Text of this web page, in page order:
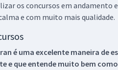
os concursos em
e com muito mais qualidade.
é uma excelente maneira
e que entende muito bem